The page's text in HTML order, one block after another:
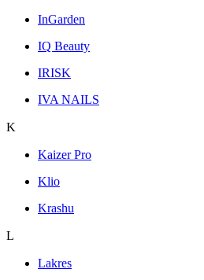
InGarden
IQ Beauty
IRISK
IVA NAILS
K
Kaizer Pro
Klio
Krashu
L
Lakres